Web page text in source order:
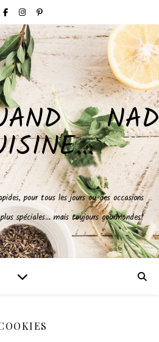
NAD
pour tous les jours ou des occasions
plus spéciales… mais toujours gourmandes!